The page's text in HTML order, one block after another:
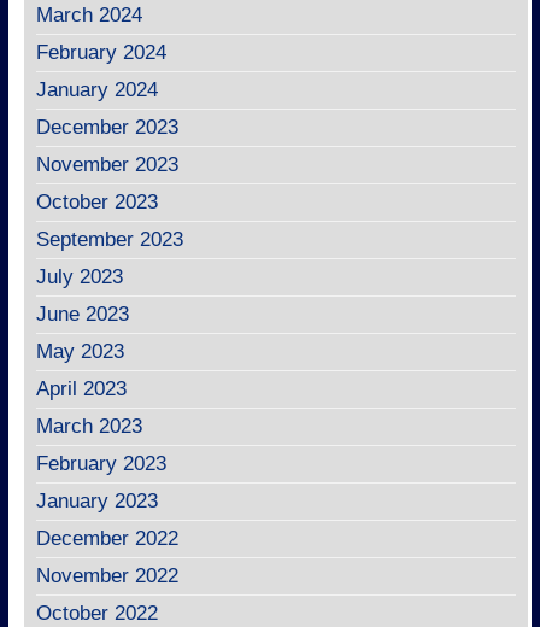
March 2024
February 2024
January 2024
December 2023
November 2023
October 2023
September 2023
July 2023
June 2023
May 2023
April 2023
March 2023
February 2023
January 2023
December 2022
November 2022
October 2022